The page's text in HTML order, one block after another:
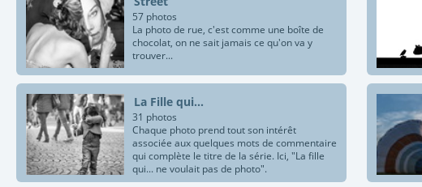
57 photos
La photo de rue, c'est comme une boîte de
chocolat, on ne sait jamais ce qu'on va y
trouver...
La Fille qui...
31 photos
Chaque photo prend tout son intérêt
associée aux quelques mots de commentaire
qui complète le titre de la série. Ici, "La fille
qui... ne voulait pas de photo".